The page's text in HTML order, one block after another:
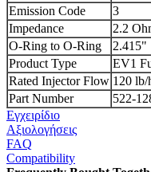
Emission Code
3
Impedance
2.2
O-Ring to O-Ring
2.415"
Product Type
EV1
Rated Injector Flow 120 lb/
Part Number
522-
Εγχειρίδιο
Αξιολογήσεις
FAQ
Compatibility